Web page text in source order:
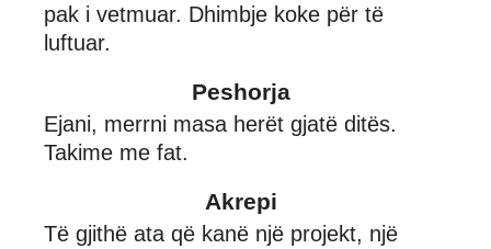
pak i vetmuar. Dhimbje koke për të
luftuar.
Peshorja
Ejani, merrni masa herët gjatë ditës.
Takime me fat.
Akrepi
Të gjithë ata që kanë një projekt, një